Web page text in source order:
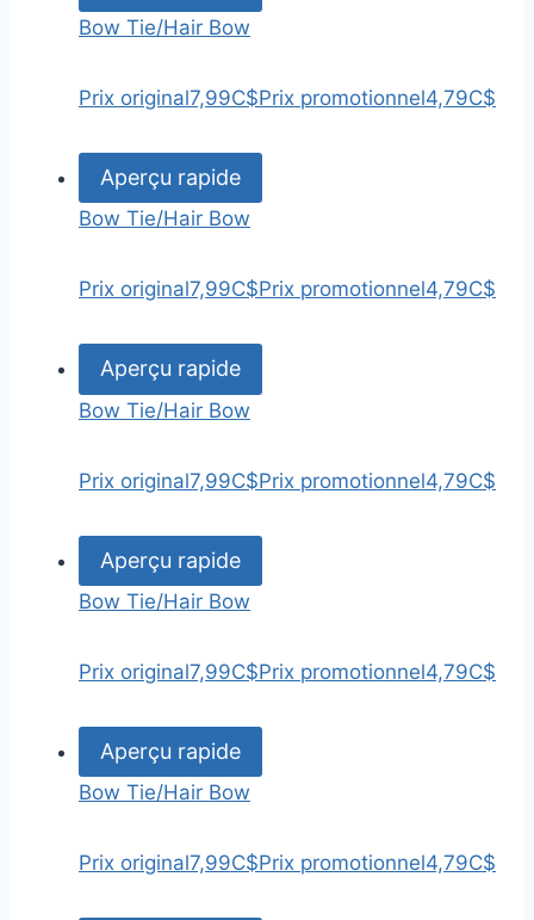
Bow Tie/Hair Bow
Prix original7,99C$Prix promotionnel4,79C$
Aperçu rapide
Bow Tie/Hair Bow
Prix original7,99C$Prix promotionnel4,79C$
Aperçu rapide
Bow Tie/Hair Bow
Prix original7,99C$Prix promotionnel4,79C$
Aperçu rapide
Bow Tie/Hair Bow
Prix original7,99C$Prix promotionnel4,79C$
Aperçu rapide
Bow Tie/Hair Bow
Prix original7,99C$Prix promotionnel4,79C$